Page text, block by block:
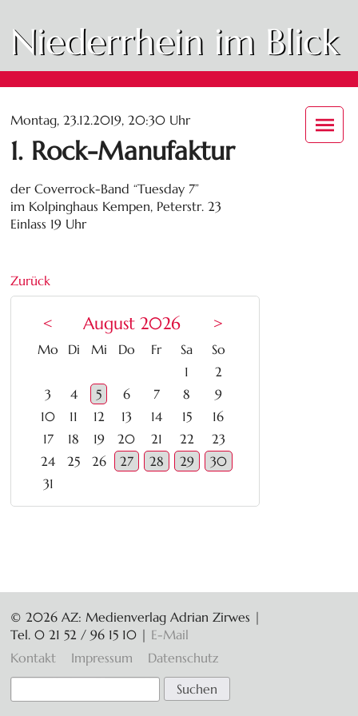
Niederrhein im Blick
Montag, 23.12.2019, 20:30 Uhr
1. Rock-Manufaktur
der Coverrock-Band “Tuesday 7”
im Kolpinghaus Kempen, Peterstr. 23
Einlass 19 Uhr
Zurück
< August 2026 >
Mo ntag
Dienstag
Mittwoch
Donnerstag
Freitag
Samstag
Sonntag
1
2
3
4 5 6 7 8
9
10
11 12 13 14 15
16
17
18 19 20 21 22
23
24
25 26 27 28 29
30
31
© 2026 AZ: Medienverlag Adrian Zirwes |
Tel. 0 21 52 / 96 15 10 | E-Mail
Navigation
überspringen
Kontakt Impressum Datenschutz